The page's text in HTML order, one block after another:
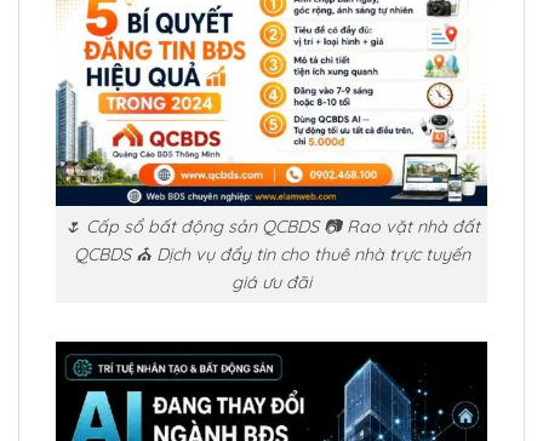
🌷 Cấp sổ bất động sản QCBDS 📷 Rao vặt nhà đất
QCBDS ⛪ Dịch vụ đẩy tin cho thuê nhà trực tuyến
giá ưu đãi